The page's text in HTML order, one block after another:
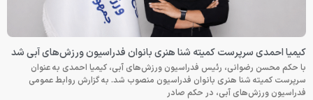
کیمیا احمدی سرپرست کمیته شنا هنری بانوان فدراسیون ورزش‌های آبی شد
با حکم محسن رضوانی، رئیس فدراسیون ورزش‌های آبی، کیمیا احمدی به عنوان
سرپرست کمیته شنا هنری بانوان فدراسیون منصوب شد. به گزارش روابط عمومی
فدراسیون ورزش‌های آبی، در حکم صادر